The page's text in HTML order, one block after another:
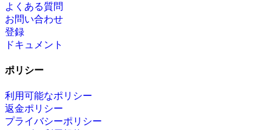
よくある質問
お問い合わせ
登録
ドキュメント
ポリシー
利用可能なポリシー
返金ポリシー
プライバシーポリシー